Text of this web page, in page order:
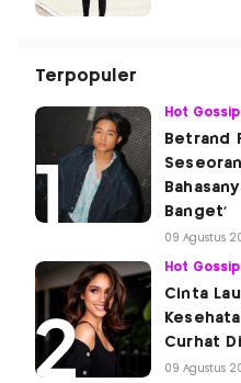
Terpopuler
Hot Gossip
Betrand
Banget'
09 Agustus
Hot Gossip
Cinta
Curhat
09 Agustus